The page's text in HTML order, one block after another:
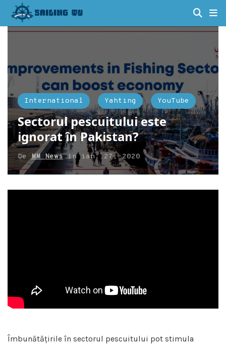
International Yahting YouTube
Sectorul pescuitului este
ignorat în Pakistan?
DeMM Newsinian. 27, 2020
Îmbunătățirile în sectorul pescuitului pot stimula